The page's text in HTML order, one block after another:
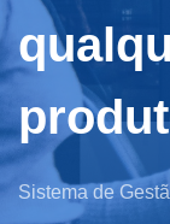
Sistema de